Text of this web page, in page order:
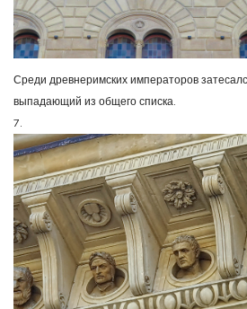
Среди древнеримских императоров
выпадающий из общего списка.
7.